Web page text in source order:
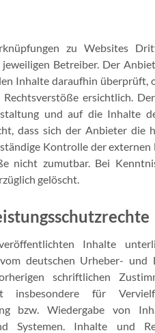
zu Websites
Betreiber. Der
Inhalte daraufhin überprüft,
ersichtlich.
und auf die Inhalte
dass sich der Anbieter die
Kontrolle der
nicht zumutbar. Bei
gelöscht.
Inhalte
deutschen Urheber- und
schriftlichen
insbesondere für
bzw. Wiedergabe von
Systemen. Inhalte und